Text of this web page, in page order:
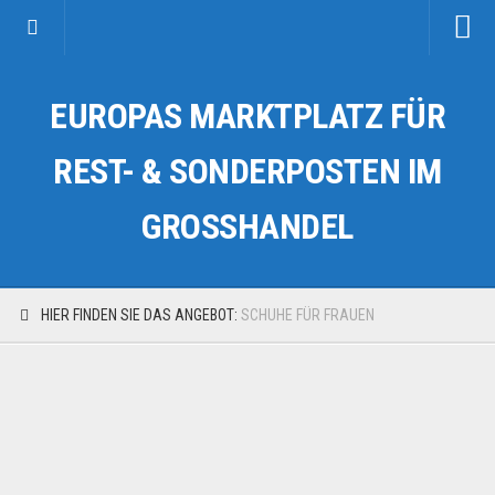
Kategorien
Auto & Motorrad
Fahrzeuge & Transport
EUROPAS MARKTPLATZ FÜR
REST- & SONDERPOSTEN IM
GROSSHANDEL
HIER FINDEN SIE DAS ANGEBOT: SCHUHE FÜR FRAUEN